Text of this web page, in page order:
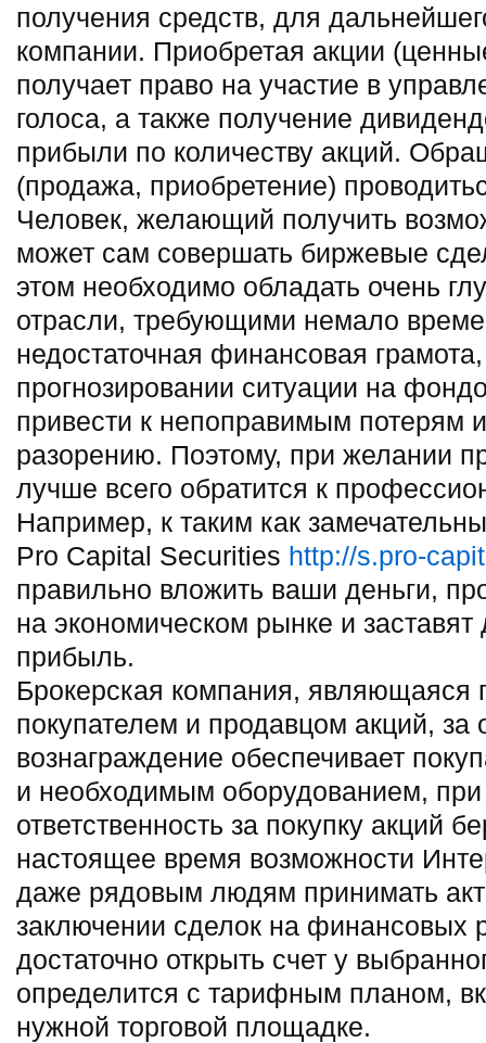
получения средств, для
компании. Приобретая акции
получает право на участие в
голоса, а также получение
прибыли по количеству акций.
(продажа, приобретение)
Человек, желающий получить
может сам совершать биржевые
этом необходимо обладать очень
отрасли, требующими немало
недостаточная финансовая
прогнозировании ситуации на
привести к непоправимым потерям
разорению. Поэтому, при желании
лучше всего обратится к
Например, к таким как
Pro Capital Securities http://s.pro-
правильно вложить ваши деньги,
на экономическом рынке и заставят
прибыль.
Брокерская компания, являющаяся
покупателем и продавцом акций, за
вознаграждение обеспечивает
и необходимым оборудованием,
ответственность за покупку акций
настоящее время возможности
даже рядовым людям принимать
заключении сделок на финансовых
достаточно открыть счет у
определится с тарифным планом,
нужной торговой площадке.